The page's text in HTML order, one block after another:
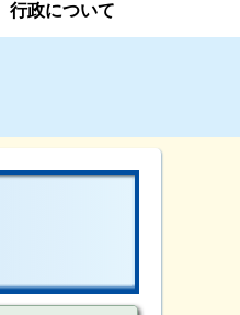
行政について